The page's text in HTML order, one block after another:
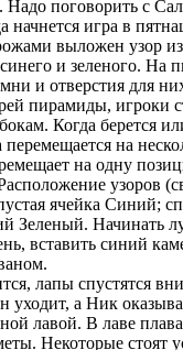
поговорить с
начнется игра в
выложен узор
и зеленого. На
и отверстия для
пирамиды, игроки
Когда берется
перемещается на
на одну
узоров
ячейка Синий;
Зеленый. Начинать
вставить синий
лапы спустятся
уходит, а Ник
лавой. В лаве
Некоторые стоят